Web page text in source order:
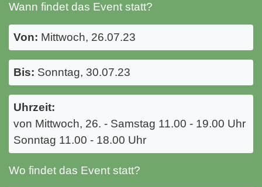
Wann findet das Event statt?
Von: Mittwoch, 26.07.23
Bis: Sonntag, 30.07.23
Uhrzeit:
von Mittwoch, 26. - Samstag 11.00 - 19.00 Uhr
Sonntag 11.00 - 18.00 Uhr
Wo findet das Event statt?